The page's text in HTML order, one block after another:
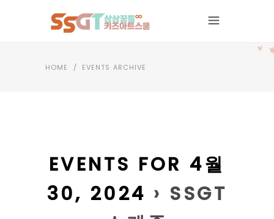
HOME / EVENTS ARCHIVE
EVENTS FOR 4월
30, 2024 › SSGT